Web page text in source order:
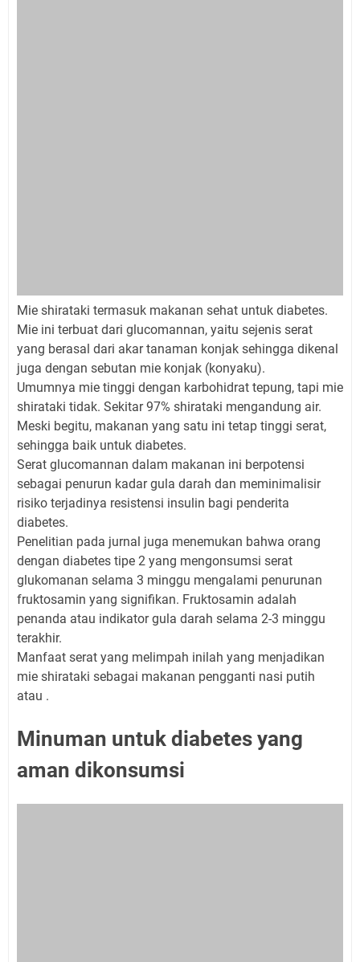
Mie shirataki termasuk makanan sehat untuk diabetes.
Mie ini terbuat dari glucomannan, yaitu sejenis serat
yang berasal dari akar tanaman konjak sehingga dikenal
juga dengan sebutan mie konjak (konyaku).
Umumnya mie tinggi dengan karbohidrat tepung, tapi mie
shirataki tidak. Sekitar 97% shirataki mengandung air.
Meski begitu, makanan yang satu ini tetap tinggi serat,
sehingga baik untuk diabetes.
Serat glucomannan dalam makanan ini berpotensi
sebagai penurun kadar gula darah dan meminimalisir
risiko terjadinya resistensi insulin bagi penderita
diabetes.
Penelitian pada jurnal juga menemukan bahwa orang
dengan diabetes tipe 2 yang mengonsumsi serat
glukomanan selama 3 minggu mengalami penurunan
fruktosamin yang signifikan. Fruktosamin adalah
penanda atau indikator gula darah selama 2-3 minggu
terakhir.
Manfaat serat yang melimpah inilah yang menjadikan
mie shirataki sebagai makanan pengganti nasi putih
atau .
Minuman untuk diabetes yang
aman dikonsumsi